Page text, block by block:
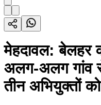
मेहदावल: बेलहर
अलग-अलग गांव
तीन अभियुक्तों